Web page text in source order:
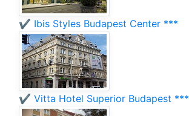
✔️ Ibis Styles Budapest Center ***
✔️ Vitta Hotel Superior Budapest ***